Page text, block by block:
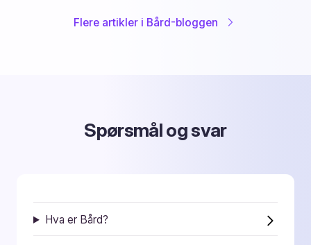
Flere artikler i Bård-bloggen
Spørsmål og svar
Hva er Bård?